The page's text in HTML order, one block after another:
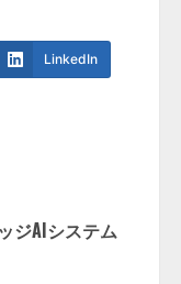
LinkedIn
ジAIシステム